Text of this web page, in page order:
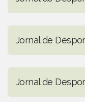
Jornal de
Jornal de